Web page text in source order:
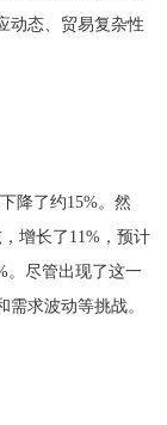
动态、贸易复杂性
降了约15%。然
增长了11%，预计
。尽管出现了这一
求波动等挑战。